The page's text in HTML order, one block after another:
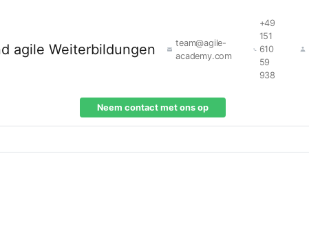
team@agile-
academy.com
+49
151
610
59
938
Neem contact met ons op